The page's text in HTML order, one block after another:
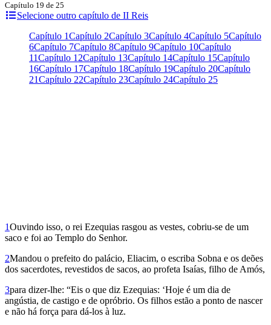
Capítulo 19 de 25
Selecione outro capítulo de II Reis
Capítulo 1Capítulo 2Capítulo 3Capítulo 4Capítulo 5Capítulo
6Capítulo 7Capítulo 8Capítulo 9Capítulo 10Capítulo
11Capítulo 12Capítulo 13Capítulo 14Capítulo 15Capítulo
16Capítulo 17Capítulo 18Capítulo 19Capítulo 20Capítulo
21Capítulo 22Capítulo 23Capítulo 24Capítulo 25
1Ouvindo isso, o rei Ezequias rasgou as vestes, cobriu-se de um
saco e foi ao Templo do Senhor.
2Mandou o prefeito do palácio, Eliacim, o escriba Sobna e os deões
dos sacerdotes, revestidos de sacos, ao profeta Isaías, filho de Amós,
3para dizer-lhe: “Eis o que diz Ezequias: ‘Hoje é um dia de
angústia, de castigo e de opróbrio. Os filhos estão a ponto de nascer
e não há força para dá-los à luz.